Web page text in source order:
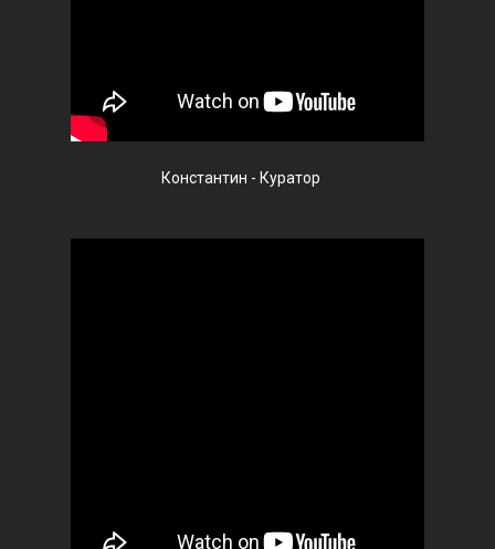
Константин - Куратор